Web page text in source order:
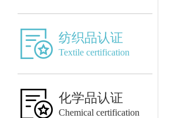
纺织品认证
Textile certification
化学品认证
Chemical certification